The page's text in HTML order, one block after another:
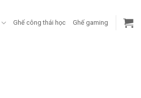
Ghế công thái học Ghế gaming